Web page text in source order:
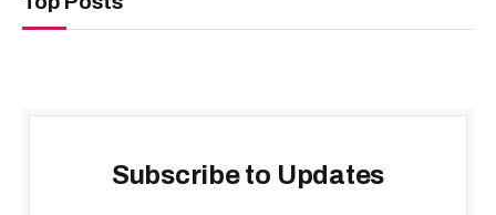
Subscribe to Updates